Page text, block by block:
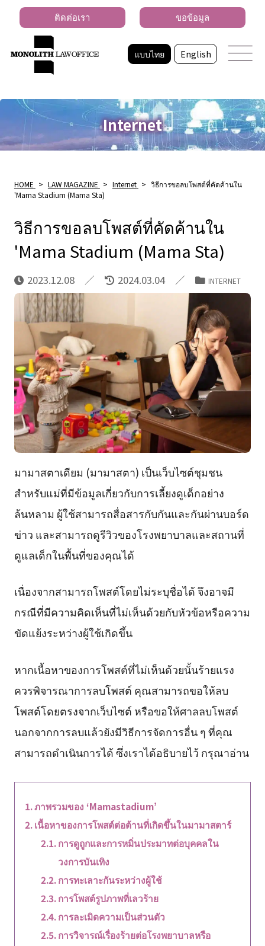
แบบไทย English
ติดต่อเรา ขอข้อมูล
Internet
HOME > LAW MAGAZINE > Internet > วิธีการขอลบโพสต์ที่คัดค้านใน
'Mama Stadium (Mama Sta)
วิธีการขอลบโพสต์ที่คัดค้านใน
'Mama Stadium (Mama Sta)
2023.12.08 2024.03.04 INTERNET
มามาสตาเดียม (มามาสตา) เป็นเว็บไซต์ชุมชน
สำหรับแม่ที่มีข้อมูลเกี่ยวกับการเลี้ยงดูเด็กอย่าง
ล้นหลาม ผู้ใช้สามารถสื่อสารกับกันและกันผ่านบอร์ด
ข่าว และสามารถดูรีวิวของโรงพยาบาลและสถานที่
ดูแลเด็กในพื้นที่ของคุณได้
เนื่องจากสามารถโพสต์โดยไม่ระบุชื่อได้ จึงอาจมี
กรณีที่มีความคิดเห็นที่ไม่เห็นด้วยกับหัวข้อหรือความ
ขัดแย้งระหว่างผู้ใช้เกิดขึ้น
หากเนื้อหาของการโพสต์ที่ไม่เห็นด้วยนั้นร้ายแรง
ควรพิจารณาการลบโพสต์ คุณสามารถขอให้ลบ
โพสต์โดยตรงจากเว็บไซต์ หรือขอให้ศาลลบโพสต์
นอกจากการลบแล้วยังมีวิธีการจัดการอื่น ๆ ที่คุณ
สามารถดำเนินการได้ ซึ่งเราได้อธิบายไว้ กรุณาอ่าน
ภาพรวมของ ‘Mamastadium’
เนื้อหาของการโพสต์ต่อต้านที่เกิดขึ้นในมามาสตาร์
การดูถูกและการหมิ่นประมาทต่อบุคคลใน
วงการบันเทิง
การทะเลาะกันระหว่างผู้ใช้
การโพสต์รูปภาพที่เลวร้าย
การละเมิดความเป็นส่วนตัว
การวิจารณ์เรื่องร้ายต่อโรงพยาบาลหรือ